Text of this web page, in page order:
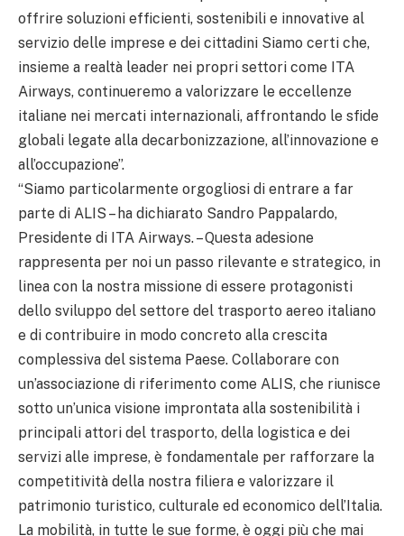
offrire soluzioni efficienti, sostenibili e innovative al
servizio delle imprese e dei cittadini Siamo certi che,
insieme a realtà leader nei propri settori come ITA
Airways, continueremo a valorizzare le eccellenze
italiane nei mercati internazionali, affrontando le sfide
globali legate alla decarbonizzazione, all’innovazione e
all’occupazione”.
“Siamo particolarmente orgogliosi di entrare a far
parte di ALIS – ha dichiarato Sandro Pappalardo,
Presidente di ITA Airways. – Questa adesione
rappresenta per noi un passo rilevante e strategico, in
linea con la nostra missione di essere protagonisti
dello sviluppo del settore del trasporto aereo italiano
e di contribuire in modo concreto alla crescita
complessiva del sistema Paese. Collaborare con
un’associazione di riferimento come ALIS, che riunisce
sotto un’unica visione improntata alla sostenibilità i
principali attori del trasporto, della logistica e dei
servizi alle imprese, è fondamentale per rafforzare la
competitività della nostra filiera e valorizzare il
patrimonio turistico, culturale ed economico dell’Italia.
La mobilità, in tutte le sue forme, è oggi più che mai